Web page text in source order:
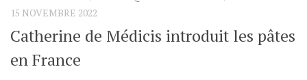
15 NOVEMBRE 2022
Catherine de Médicis introduit les pâtes
en France